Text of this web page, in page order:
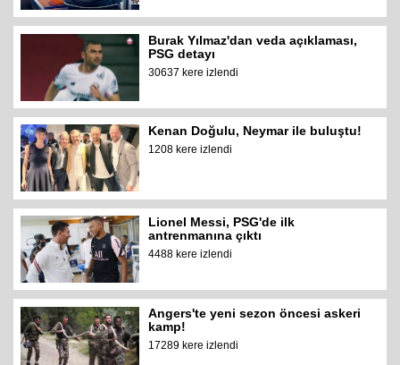
Burak Yılmaz'dan veda açıklaması,
PSG detayı
30637 kere izlendi
Kenan Doğulu, Neymar ile buluştu!
1208 kere izlendi
Lionel Messi, PSG'de ilk
antrenmanına çıktı
4488 kere izlendi
Angers'te yeni sezon öncesi askeri
kamp!
17289 kere izlendi